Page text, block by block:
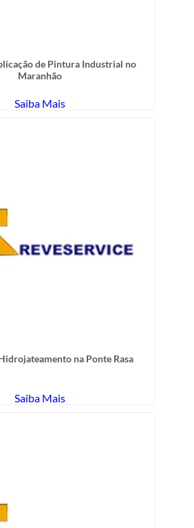
de Pintura Industrial no
Maranhão
Saiba Mais
na Ponte Rasa
Saiba Mais